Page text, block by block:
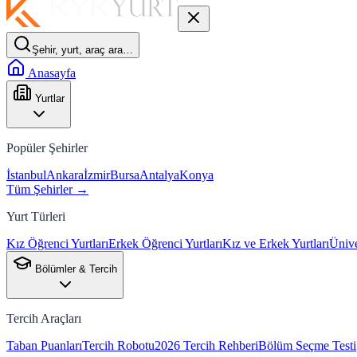
Şehir, yurt, araç ara…
Anasayfa
Yurtlar
Popüler Şehirler
İstanbulAnkaraİzmirBursaAntalyaKonya
Tüm Şehirler →
Yurt Türleri
Kız Öğrenci YurtlarıErkek Öğrenci YurtlarıKız ve Erkek Yurtları
Bölümler & Tercih
Tercih Araçları
Taban PuanlarıTercih Robotu2026 Tercih RehberiBölüm Seçme Testi